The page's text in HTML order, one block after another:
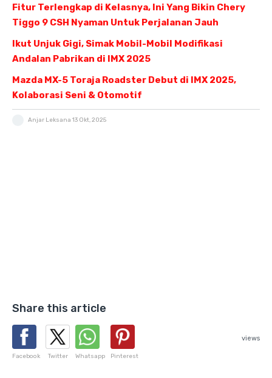
Fitur Terlengkap di Kelasnya, Ini Yang Bikin Chery
Tiggo 9 CSH Nyaman Untuk Perjalanan Jauh
Ikut Unjuk Gigi, Simak Mobil-Mobil Modifikasi
Andalan Pabrikan di IMX 2025
Mazda MX-5 Toraja Roadster Debut di IMX 2025,
Kolaborasi Seni & Otomotif
Anjar Leksana 13 Okt, 2025
Share this article
Facebook Twitter Whatsapp Pinterest
views